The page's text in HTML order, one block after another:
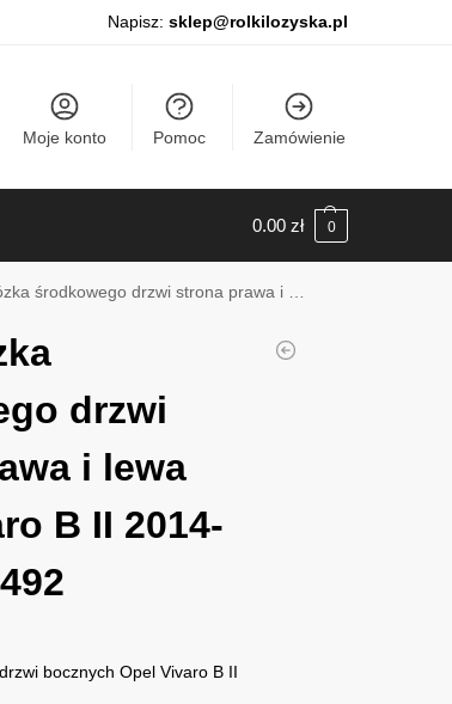
Napisz: sklep@rolkilozyska.pl
Moje konto Pomoc Zamówienie
0.00 zł 0
drzwi strona prawa i lewa Opel Vivaro B II 2014-2019, 011492
drzwi
i lewa
B II 2014-
bocznych Opel Vivaro B II